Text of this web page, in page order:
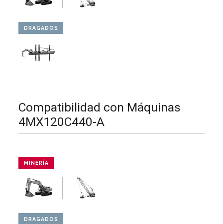
DRAGADOS
Compatibilidad con Máquinas
4MX120C440-A
MINERÍA
DRAGADOS